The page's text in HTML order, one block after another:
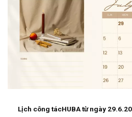
Lịch công tácHUBA từ